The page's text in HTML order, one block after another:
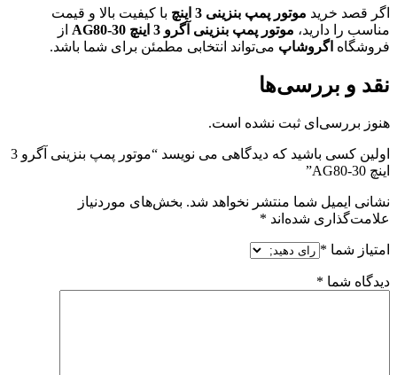
اگر قصد خرید موتور پمپ بنزینی 3 اینچ
با کیفیت بالا و قیمت
مناسب را دارید، موتور پمپ بنزینی آگرو 3 اینچ AG80-30
از
فروشگاه اگروشاپ می‌تواند انتخابی مطمئن برای شما باشد.
نقد و بررسی‌ها
هنوز بررسی‌ای ثبت نشده است.
اولین کسی باشید که دیدگاهی می نویسد “موتور پمپ بنزینی آگرو 3
اینچ AG80-30”
نشانی ایمیل شما منتشر نخواهد شد. بخش‌های موردنیاز
علامت‌گذاری شده‌اند *
امتیاز شما *
دیدگاه شما *